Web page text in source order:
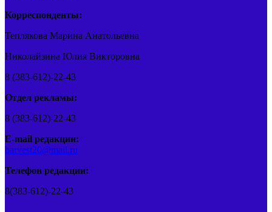
Корреспонденты:
Теплякова Марина Анатольевна
Николайзина Юлия Викторовна
8 (383-612)-22-43
Отдел рекламы:
8 (383-612)-22-43
E-mail редакции:
barvest20@mail.ru
Телефон редакции:
8(383-612)-22-43